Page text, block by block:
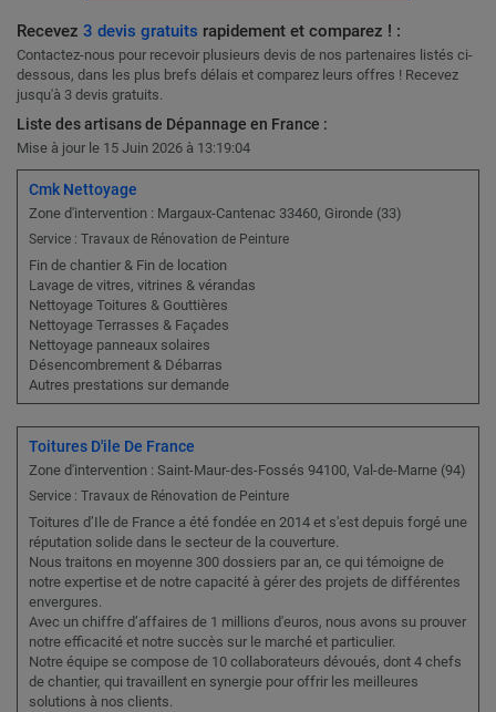
Recevez 3 devis gratuits rapidement et comparez ! :
Contactez-nous pour recevoir plusieurs devis de nos partenaires listés ci-
dessous, dans les plus brefs délais et comparez leurs offres ! Recevez
jusqu'à 3 devis gratuits.
Liste des artisans de Dépannage en France :
Mise à jour le 15 Juin 2026 à 13:19:04
Cmk Nettoyage
Zone d'intervention : Margaux-Cantenac 33460, Gironde (33)
Service : Travaux de Rénovation de Peinture
Fin de chantier & Fin de location
Lavage de vitres, vitrines & vérandas
Nettoyage Toitures & Gouttières
Nettoyage Terrasses & Façades
Nettoyage panneaux solaires
Désencombrement & Débarras
Autres prestations sur demande
Toitures D'ile De France
Zone d'intervention : Saint-Maur-des-Fossés 94100, Val-de-Marne (94)
Service : Travaux de Rénovation de Peinture
Toitures d’Ile de France a été fondée en 2014 et s'est depuis forgé une
réputation solide dans le secteur de la couverture.
Nous traitons en moyenne 300 dossiers par an, ce qui témoigne de
notre expertise et de notre capacité à gérer des projets de différentes
envergures.
Avec un chiffre d’affaires de 1 millions d'euros, nous avons su prouver
notre efficacité et notre succès sur le marché et particulier.
Notre équipe se compose de 10 collaborateurs dévoués, dont 4 chefs
de chantier, qui travaillent en synergie pour offrir les meilleures
solutions à nos clients.